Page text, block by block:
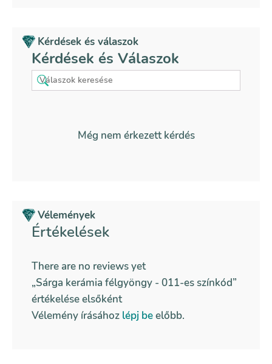
Kérdések és válaszok
Kérdések és Válaszok
Még nem érkezett kérdés
Vélemények
Értékelések
There are no reviews yet
„Sárga kerámia félgyöngy - 011-es színkód”
értékelése elsőként
Vélemény írásához lépj beelőbb.